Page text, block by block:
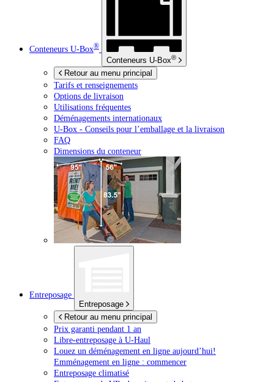
Conteneurs U-Box®
Conteneurs U-Box®
Retour au menu principal
Tarifs et renseignements
Options de livraison
Utilisations fréquentes
Déménagements internationaux
U-Box - Conseils pour l’emballage et la livraison
FAQ
Dimensions du conteneur
Entreposage
Entreposage
Retour au menu principal
Prix garanti pendant 1 an
Libre-entreposage à U-Haul
Louez un déménagement en ligne aujourd’hui!
Emménagement en ligne : commencer
Entreposage climatisé